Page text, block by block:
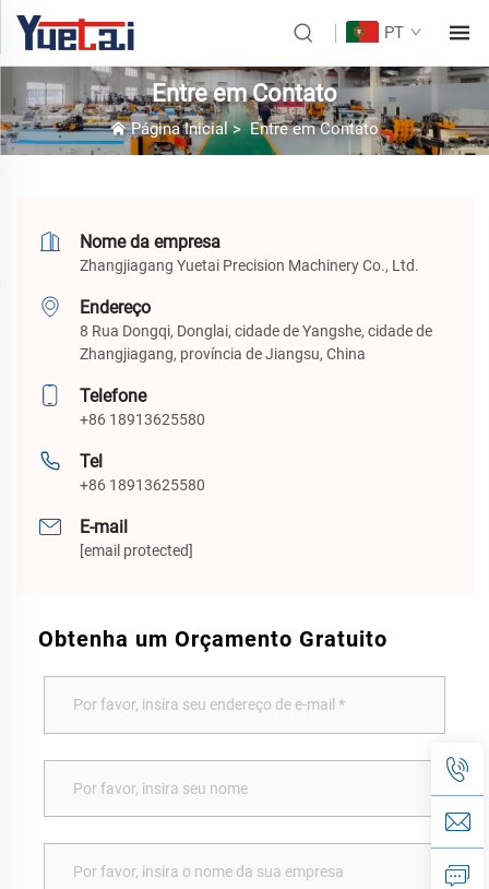
PT
Entre em Contato
Página Inicial>Entre em Contato
Nome da empresa
Zhangjiagang Yuetai Precision Machinery Co., Ltd.
Endereço
8 Rua Dongqi, Donglai, cidade de Yangshe, cidade de
Zhangjiagang, província de Jiangsu, China
Telefone
+86 18913625580
Tel
+86 18913625580
E-mail
[email protected]
Obtenha um Orçamento Gratuito